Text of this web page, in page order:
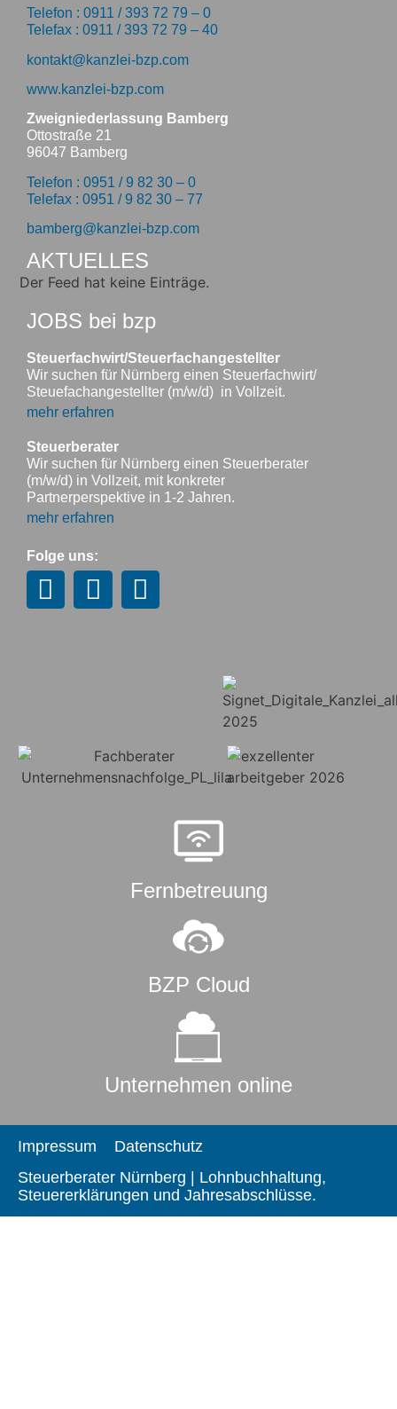
Telefon : 0911 / 393 72 79 – 0
Telefax : 0911 / 393 72 79 – 40
kontakt@kanzlei-bzp.com
www.kanzlei-bzp.com
Zweigniederlassung Bamberg
Ottostraße 21
96047 Bamberg
Telefon : 0951 / 9 82 30 – 0
Telefax : 0951 / 9 82 30 – 77
bamberg@kanzlei-bzp.com
AKTUELLES
Der Feed hat keine Einträge.
JOBS bei bzp
Steuerfachwirt/Steuerfachangestellter
Wir suchen für Nürnberg einen Steuerfachwirt/
Steuefachangestellter (m/w/d) in Vollzeit.
mehr erfahren
Steuerberater
Wir suchen für Nürnberg einen Steuerberater
(m/w/d) in Vollzeit, mit konkreter
Partnerperspektive in 1-2 Jahren.
mehr erfahren
Folge uns:
Fernbetreuung
BZP Cloud
Unternehmen online
Impressum
Datenschutz
Steuerberater Nürnberg | Lohnbuchhaltung,
Steuererklärungen und Jahresabschlüsse.